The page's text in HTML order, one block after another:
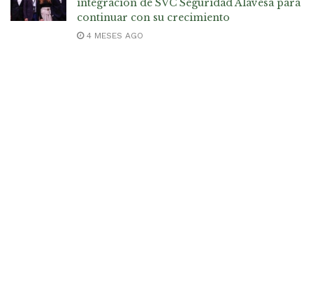
integración de SVC Seguridad Alavesa para
continuar con su crecimiento
4 MESES AGO